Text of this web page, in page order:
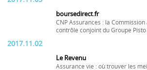
boursedirect.fr
CNP Assurances : la
contrôle conjoint du Groupe Pisto
2017.11.02
Le Revenu
Assurance vie : où trouver les